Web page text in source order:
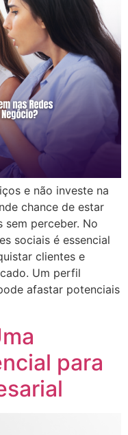
e não investe na
chance de estar
perceber. No
sociais é essencial
clientes e
Um perfil
afastar potenciais
para